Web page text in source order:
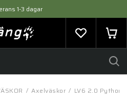
1-3 dagar
med SVEA
Kvalitetsprodukter
/ Axelväskor / LV6 2.0 Python